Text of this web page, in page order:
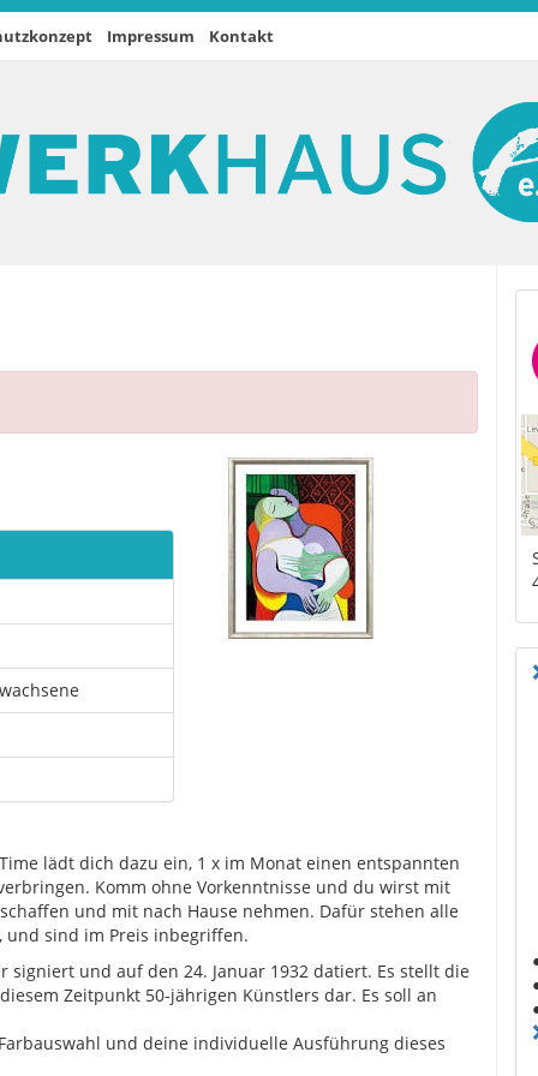
Impressum Kontakt
lädt dich dazu ein, 1 x im Monat einen entspannten
Komm ohne Vorkenntnisse und du wirst mit
und mit nach Hause nehmen. Dafür stehen alle
und sind im Preis inbegriffen.
signiert und auf den 24. Januar 1932 datiert. Es stellt die
Zeitpunkt 50-jährigen Künstlers dar. Es soll an
und deine individuelle Ausführung dieses